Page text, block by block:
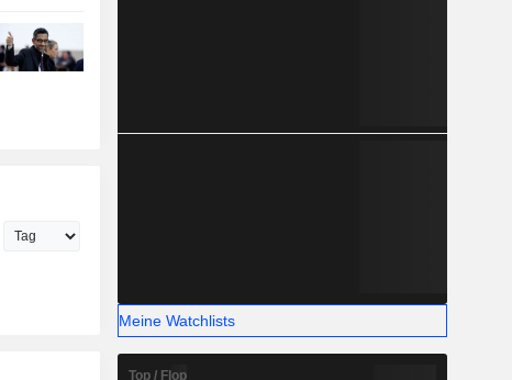
Meine Watchlists
Top / Flop